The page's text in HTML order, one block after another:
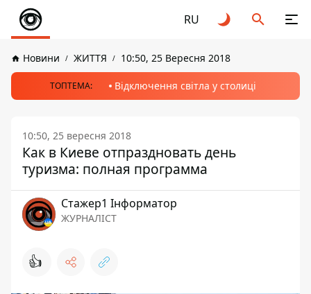
RU
Новини ЖИТТЯ 10:50, 25 Вересня 2018
ТОПТЕМА: Відключення світла у столиці
10:50, 25 вересня 2018
Как в Киеве отпраздновать день
туризма: полная программа
Стажер1 Інформатор
ЖУРНАЛІСТ
👍